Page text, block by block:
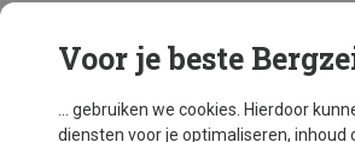
Voor je beste
... gebruiken we cookies. Hierdoor
diensten voor je optimaliseren, inhoud